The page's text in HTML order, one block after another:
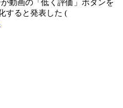
動画の「低く評価」ボタンを
すると発表した (